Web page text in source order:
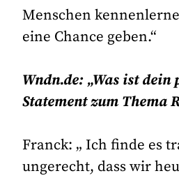
Menschen
eine Chance geben.“
Wndn.de: „Was ist dein
Statement zum Thema
Franck: „ Ich finde es
ungerecht, dass wir